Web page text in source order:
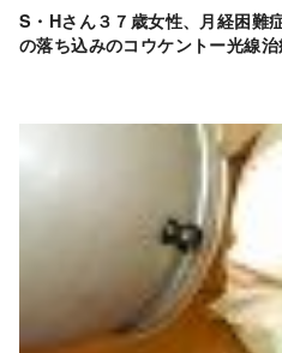
S・Hさん３７歳女性、月経困難
の落ち込みのコウケントー光線治